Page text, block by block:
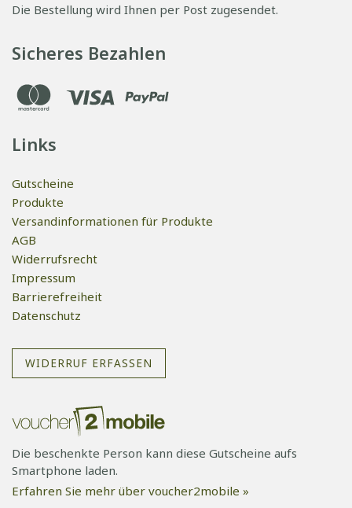
Die Bestellung wird Ihnen per Post zugesendet.
Sicheres Bezahlen
Links
Gutscheine
Produkte
Versandinformationen für Produkte
AGB
Widerrufsrecht
Impressum
Barrierefreiheit
Datenschutz
WIDERRUF ERFASSEN
Die beschenkte Person kann diese Gutscheine aufs
Smartphone laden.
Erfahren Sie mehr über voucher2mobile »